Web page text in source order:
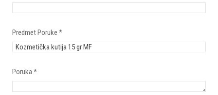
Predmet Poruke *
Poruka *